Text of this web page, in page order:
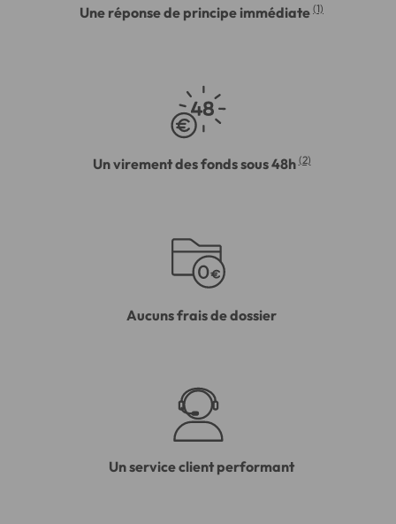
Une réponse de principe immédiate (1)
Un virement des fonds sous 48h (2)
Aucuns frais de dossier
Un service client performant